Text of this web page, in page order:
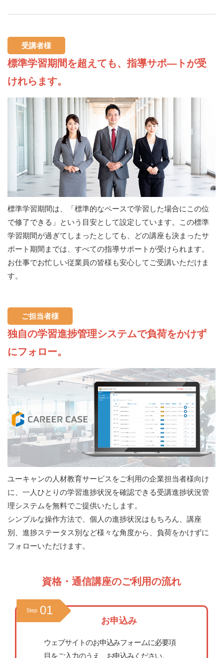
受講者様
標準学習期間を超えても、指導サポ―トが受
けれらます。
標準学習期間は、「標準的なペースで学習した場合にこの位
で修了できる」という目安として設定しています。この標準
学習期間が過ぎてしまったとしても、どの講座も決まったサ
ポート期間までは、すべての指導サポートが受けられます。
お仕事でお忙しい従業員の皆様も安心してご受講いただけま
す。
ご担当者様
独自の学習進捗管理システムで負荷をかけず
にフォロー。
ユーキャンの人材教育サービスをご利用の企業担当者様向け
に、一人ひとりの学習進捗状況を確認できる受講進捗状況管
理システムを無料でご提供いたします。
シンプルな操作方法で、個人の進捗状況はもちろん、講座
別、進捗ステータス別など様々な角度から、負荷をかけずに
フォローいただけます。
資格・通信講座のご利用の流れ
Step 01
お申込み
ウェブサイトのお申込みフォームに必要項
目をご入力のうえ、お申込みください。